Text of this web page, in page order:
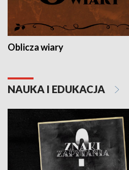
Oblicza wiary
NAUKA I EDUKACJA